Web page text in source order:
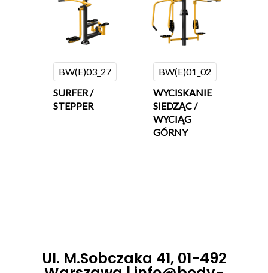
BW(E)03_27
SURFER /
STEPPER
BW(E)01_02
WYCISKANIE
SIEDZĄC /
WYCIĄG
GÓRNY
Ul. M.Sobczaka 41, 01-492